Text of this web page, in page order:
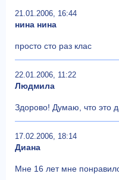
21.01.2006, 16:44
нина нина
просто сто раз клас
22.01.2006, 11:22
Людмила
Здорово! Думаю, что это
17.02.2006, 18:14
Диана
Мне 16 лет мне